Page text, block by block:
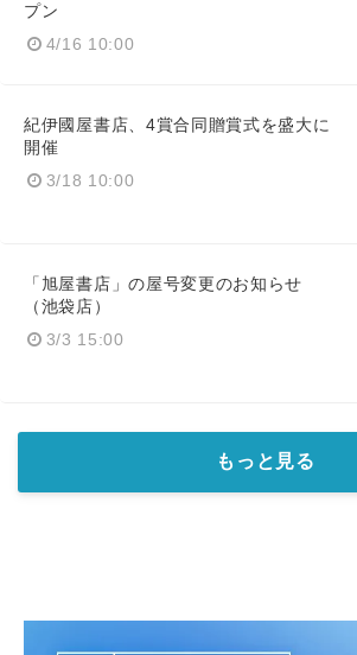
プン
4/16 10:00
紀伊國屋書店、4賞合同贈賞式を盛大に
開催
3/18 10:00
「旭屋書店」の屋号変更のお知らせ
（池袋店）
3/3 15:00
もっと見る